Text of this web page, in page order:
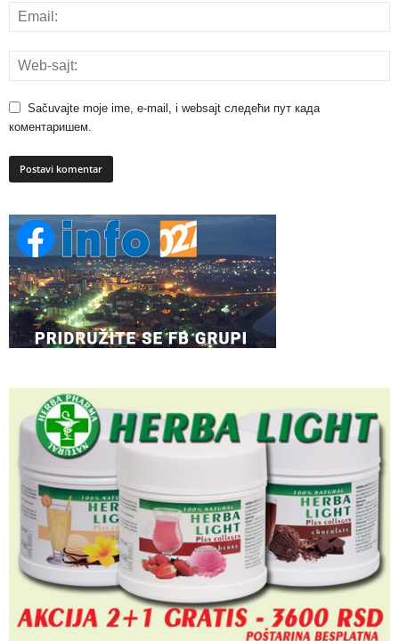
Sačuvajte moje ime, e-mail, i websajt следећи пут када
коментаришем.